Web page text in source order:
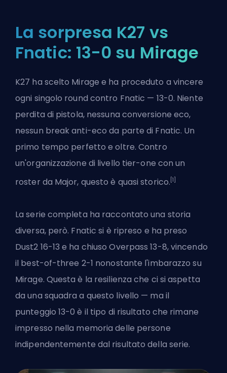
La sorpresa K27 vs
Fnatic: 13-0 su Mirage
K27 ha scelto Mirage e ha proceduto a vincere
ogni singolo round contro Fnatic — 13-0. Niente
perdita di pistola, nessuna conversione eco,
nessun break anti-eco da parte di Fnatic. Un
primo tempo perfetto e oltre. Contro
un'organizzazione di livello tier-one con un
roster da Major, questo è quasi storico. [1]
La serie completa ha raccontato una storia
diversa, però. Fnatic si è ripreso e ha preso
Dust2 16-13 e ha chiuso Overpass 13-8, vincendo
il best-of-three 2-1 nonostante l'imbarazzo su
Mirage. Questa è la resilienza che ci si aspetta
da una squadra a questo livello — ma il
punteggio 13-0 è il tipo di risultato che rimane
impresso nella memoria delle persone
indipendentemente dal risultato della serie.